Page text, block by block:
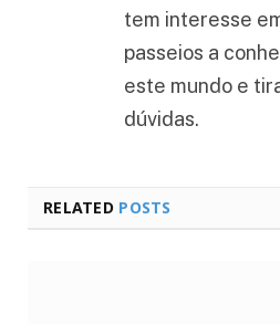
tem interesse
passeios a
este mundo e
dúvidas.
RELATED POSTS